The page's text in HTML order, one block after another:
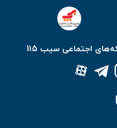
اجتماعی سیب 115